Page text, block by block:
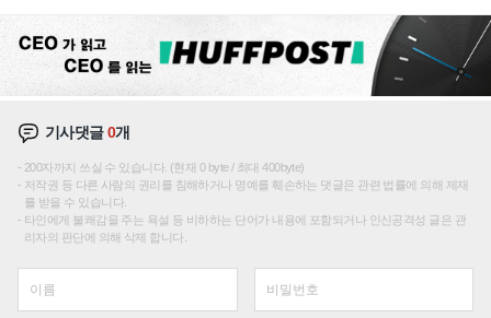
기사댓글0개
200자까지 쓰실 수 있습니다. (현재 0 byte / 최대 400byte)
저작권 등 다른 사람의 권리를 침해하거나 명예를 훼손하는 댓글은 관련 법률에 의해 제재
를 받을 수 있습니다.
타인에게 불쾌감을 주는 욕설 등 비하하는 단어가 내용에 포함되거나 인신공격성 글은 관
리자의 판단에 의해 삭제 합니다.